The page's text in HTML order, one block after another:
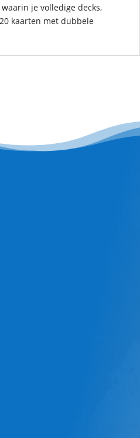
je volledige decks,
kaarten met dubbele